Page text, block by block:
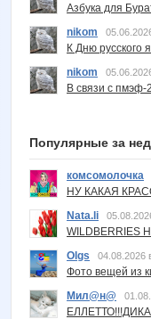
Азбука для
nikom
К Дню русского
nikom
В связи с пмэф-
Популярные за
комсомолочка
НУ КАКАЯ
Nata.li
Olgs
04.08.2026
Фото вещей из
Мил@н@